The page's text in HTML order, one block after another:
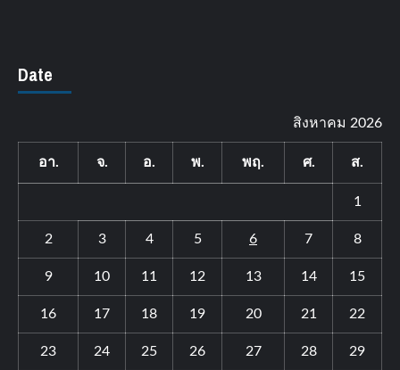
Date
สิงหาคม 2026
อา. จ. อ. พ. พฤ. ศ. ส.
1
2 3 4 5 6 7 8
9 10 11 12 13 14 15
16 17 18 19 20 21 22
23 24 25 26 27 28 29